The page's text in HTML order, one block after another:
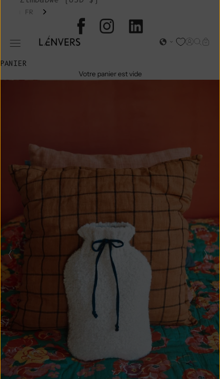
L'ENVERS
Ouvrir le menu de navigation Page
FR
PANIER
Votre panier est vide